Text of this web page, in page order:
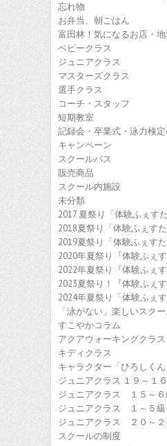
忘れ物
お弁当、朝ごはん
富田林！気になるお店・
ベビークラス
ジュニアクラス
マスターズクラス
選手クラス
コーチ・スタッフ
短期教室
記録会・卒業式・泳力検定
キャンペーン
スクールバス
販売商品
スクール内施設
未分類
2017 夏祭り「体験ふぇす
2018夏祭り「体験ふぇすた
2019夏祭り「体験ふぇすた
2020年夏祭り『体験ふぇす
2022年夏祭り『体験ふぇす
2023夏祭り！『体験ふぇす
2024年夏祭り「体験ふぇす
「泳がない」楽しいスク
すこやかコラム
アクアウォーキングクラス
キディクラス
キャラクター「ひろしくん
ジュニアクラス １９～１
ジュニアクラス １５～６
ジュニアクラス １～５級
ジュニアクラス ２０～２
スクールの制度